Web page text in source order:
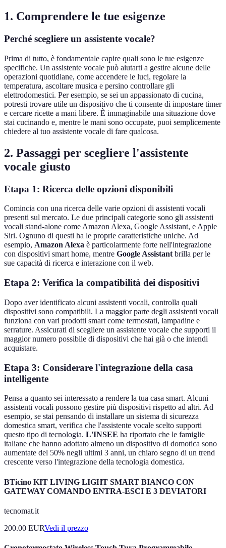
1. Comprendere le tue esigenze
Perché scegliere un assistente vocale?
Prima di tutto, è fondamentale capire quali sono le tue esigenze
specifiche. Un assistente vocale può aiutarti a gestire alcune delle
operazioni quotidiane, come accendere le luci, regolare la
temperatura, ascoltare musica e persino controllare gli
elettrodomestici. Per esempio, se sei un appassionato di cucina,
potresti trovare utile un dispositivo che ti consente di impostare timer
e cercare ricette a mani libere. È immaginabile una situazione dove
stai cucinando e, mentre le mani sono occupate, puoi semplicemente
chiedere al tuo assistente vocale di fare qualcosa.
2. Passaggi per scegliere l'assistente
vocale giusto
Etapa 1: Ricerca delle opzioni disponibili
Comincia con una ricerca delle varie opzioni di assistenti vocali
presenti sul mercato. Le due principali categorie sono gli assistenti
vocali stand-alone come Amazon Alexa, Google Assistant, e Apple
Siri. Ognuno di questi ha le proprie caratteristiche uniche. Ad
esempio, Amazon Alexa è particolarmente forte nell'integrazione
con dispositivi smart home, mentre Google Assistantbrilla per le
sue capacità di ricerca e interazione con il web.
Etapa 2: Verifica la compatibilità dei dispositivi
Dopo aver identificato alcuni assistenti vocali, controlla quali
dispositivi sono compatibili. La maggior parte degli assistenti vocali
funziona con vari prodotti smart come termostati, lampadine e
serrature. Assicurati di scegliere un assistente vocale che supporti il
maggior numero possibile di dispositivi che hai già o che intendi
acquistare.
Etapa 3: Considerare l'integrazione della casa
intelligente
Pensa a quanto sei interessato a rendere la tua casa smart. Alcuni
assistenti vocali possono gestire più dispositivi rispetto ad altri. Ad
esempio, se stai pensando di installare un sistema di sicurezza
domestica smart, verifica che l'assistente vocale scelto supporti
questo tipo di tecnologia. L'INSEE ha riportato che le famiglie
italiane che hanno adottato almeno un dispositivo di domotica sono
aumentate del 50% negli ultimi 3 anni, un chiaro segno di un trend
crescente verso l'integrazione della tecnologia domestica.
BTicino KIT LIVING LIGHT SMART BIANCO CON
GATEWAY COMANDO ENTRA-ESCI E 3 DEVIATORI
tecnomat.it
200.00 EURVedi il prezzo